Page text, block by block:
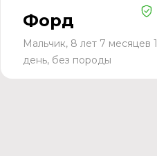
Форд
Мальчик, 8 лет 7 месяцев 1
день, без породы